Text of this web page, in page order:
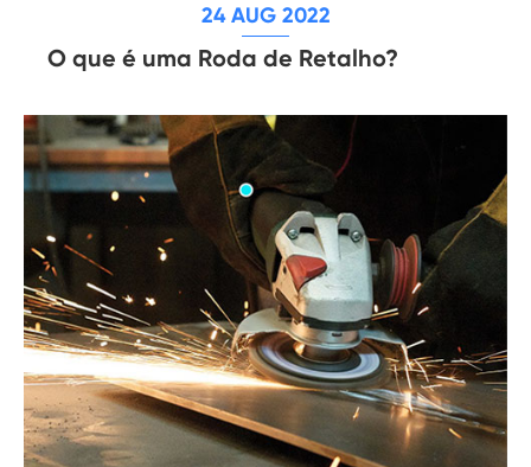
24 AUG 2022
O que é uma Roda de Retalho?